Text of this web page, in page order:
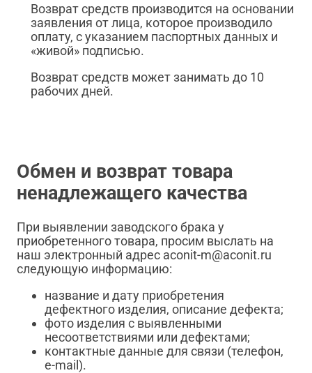
Возврат средств производится на основании
заявления от лица, которое производило
оплату, с указанием паспортных данных и
«живой» подписью.
Возврат средств может занимать до 10
рабочих дней.
Обмен и возврат товара
ненадлежащего качества
При выявлении заводского брака у
приобретенного товара, просим выслать на
наш электронный адрес aconit-m@aconit.ru
следующую информацию:
название и дату приобретения
дефектного изделия, описание дефекта;
фото изделия с выявленными
несоответствиями или дефектами;
контактные данные для связи (телефон,
e-mail).